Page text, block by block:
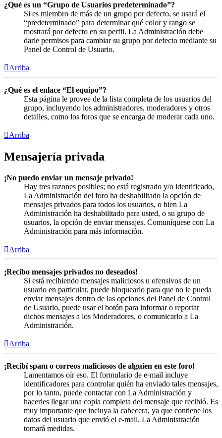
¿Qué es un “Grupo de Usuarios predeterminado”?
Si es miembro de más de un grupo por defecto, se usará el
“predeterminado” para determinar qué color y rango se
mostrará por defecto en su perfil. La Administración debe
darle permisos para cambiar su grupo por defecto mediante su
Panel de Control de Usuario.
Arriba
¿Qué es el enlace “El equipo”?
Esta página le provee de la lista completa de los usuarios del
grupo, incluyendo los administradores, moderadores y otros
detalles, como los foros que se encarga de moderar cada uno.
Arriba
Mensajería privada
¡No puedo enviar un mensaje privado!
Hay tres razones posibles; no está registrado y/o identificado,
La Administración del foro ha deshabilitado la opción de
mensajes privados para todos los usuarios, o bien La
Administración ha deshabilitado para usted, o su grupo de
usuarios, la opción de enviar mensajes. Comuníquese con La
Administración para más información.
Arriba
¡Recibo mensajes privados no deseados!
Si está recibiendo mensajes maliciosos u ofensivos de un
usuario en particular, puede bloquearlo para que no le pueda
enviar mensajes dentro de las opciones del Panel de Control
de Usuario, puede usar el botón para informar o reportar
dichos mensajes a los Moderadores, o comunicarlo a La
Administración.
Arriba
¡Recibí spam o correos maliciosos de alguien en este foro!
Lamentamos oír eso. El formulario de e-mail incluye
identificadores para controlar quién ha enviado tales mensajes,
por lo tanto, puede contactar con La Administración y
hacerles llegar una copia completa del mensaje que recibió. Es
muy importante que incluya la cabecera, ya que contiene los
datos del usuario que envió el e-mail. La Administración
tomará medidas.